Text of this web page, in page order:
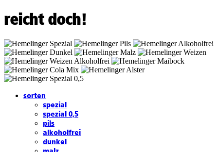
reicht doch!
sorten
spezial
spezial 0,5
pils
alkoholfrei
dunkel